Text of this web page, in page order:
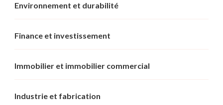
Environnement et durabilité
Finance et investissement
Immobilier et immobilier commercial
Industrie et fabrication